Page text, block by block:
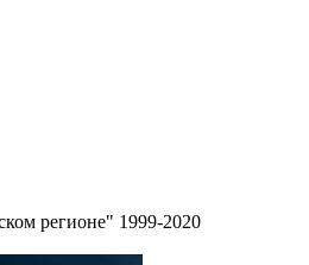
регионе" 1999-2020